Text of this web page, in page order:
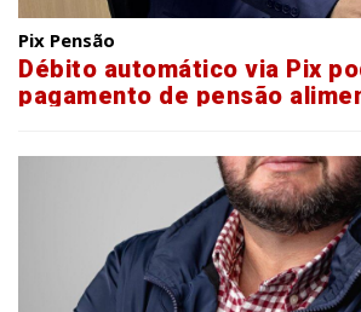
Pix Pensão
Débito automático via Pix
pagamento de pensão